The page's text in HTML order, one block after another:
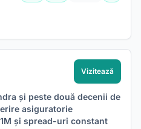
Vizitează
și peste două decenii de
asiguratorie
și spread-uri constant